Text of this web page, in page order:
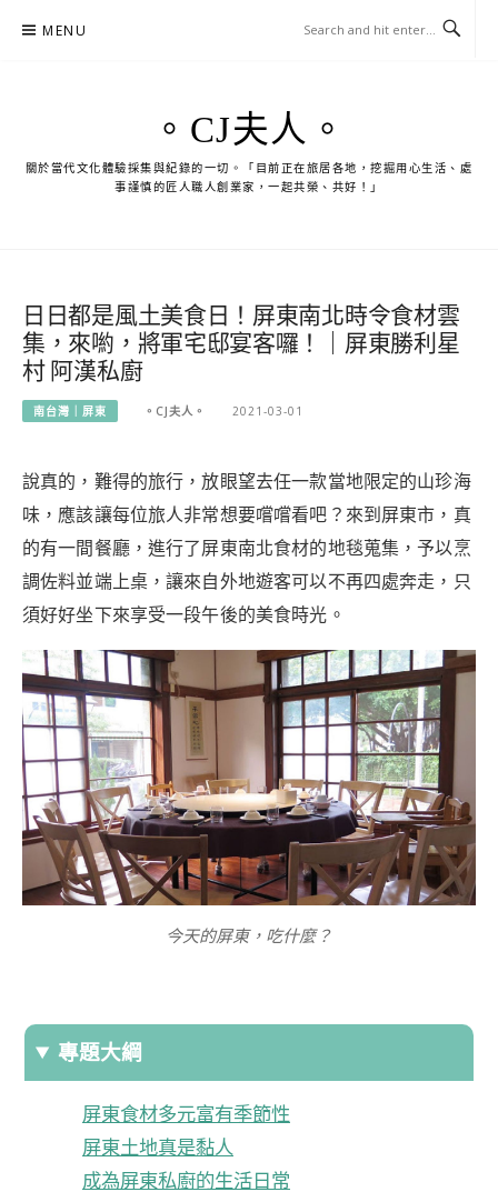
MENU
。CJ夫人。
關於當代文化體驗採集與紀錄的一切。「目前正在旅居各地，挖掘用心生活、處
事謹慎的匠人職人創業家，一起共榮、共好！」
日日都是風土美食日！屏東南北時令食材雲
集，來喲，將軍宅邸宴客囉！｜屏東勝利星
村 阿漢私廚
南台灣｜屏東 。CJ夫人。 2021-03-01
說真的，難得的旅行，放眼望去任一款當地限定的山珍海
味，應該讓每位旅人非常想要嚐嚐看吧？ 來到屏東市，真
的有一間餐廳，進行了屏東南北食材的地毯蒐集，予以烹
調佐料並端上桌，讓來自外地遊客可以不再四處奔走，只
須好好坐下來享受一段午後的美食時光。
今天的屏東，吃什麼？
專題大綱
屏東食材多元富有季節性
屏東土地真是黏人
成為屏東私廚的生活日常